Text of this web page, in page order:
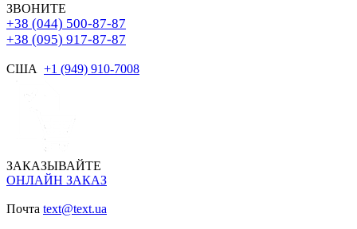
ЗВОНИТЕ
+38 (044) 500-87-87
+38 (095) 917-87-87
США +1 (949) 910-7008
ЗАКАЗЫВАЙТЕ
ОНЛАЙН ЗАКАЗ
Почта text@text.ua